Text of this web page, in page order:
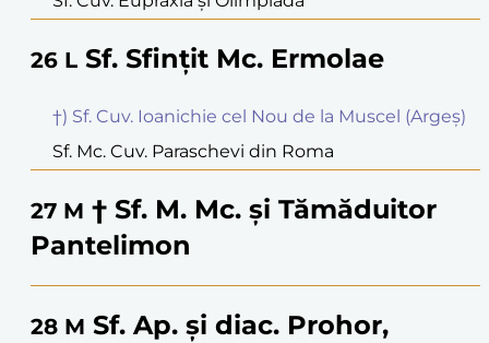
26 L Sf. Sfințit Mc. Ermolae
†) Sf. Cuv. Ioanichie cel Nou de la Muscel (Argeș)
Sf. Mc. Cuv. Paraschevi din Roma
27 M † Sf. M. Mc. și Tămăduitor
Pantelimon
28 M Sf. Ap. și diac. Prohor,